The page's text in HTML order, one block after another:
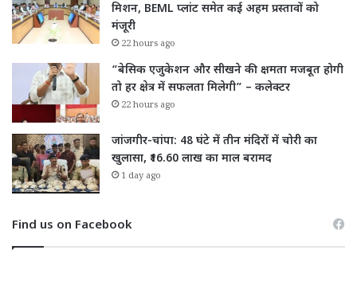
मिशन, BEML प्लांट समेत कई अहम प्रस्तावों को
मंजूरी
22 hours ago
“बेसिक एजुकेशन और सीखने की क्षमता मजबूत होगी
तो हर क्षेत्र में सफलता मिलेगी” – कलेक्टर
22 hours ago
जांजगीर-चांपा: 48 घंटे में तीन मंदिरों में चोरी का
खुलासा, ₹16.60 लाख का माल बरामद
1 day ago
Find us on Facebook